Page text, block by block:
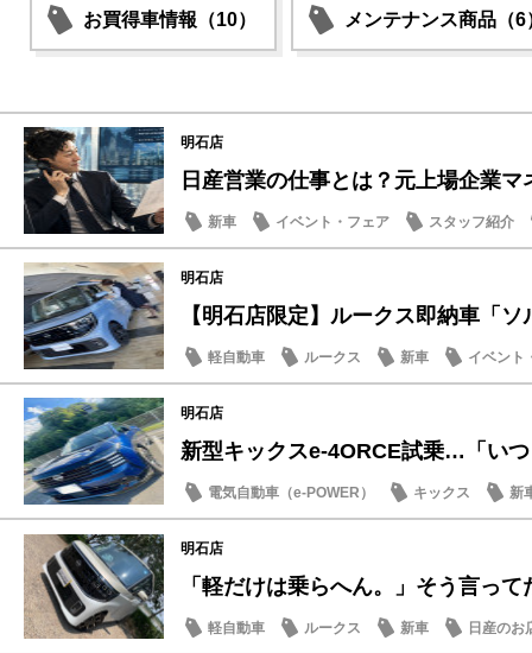
お買得車情報（10） メンテナンス商品（6
明石店
日産営業の仕事とは？元上場企業マ
新車 イベント・フェア スタッフ紹介
明石店
【明石店限定】ルークス即納車「
軽自動車 ルークス 新車 イベント
明石店
新型キックスe-4ORCE試乗…「い
電気自動車（e-POWER） キックス 新
明石店
「軽だけは乗らへん。」そう言っ
軽自動車 ルークス 新車 日産のお